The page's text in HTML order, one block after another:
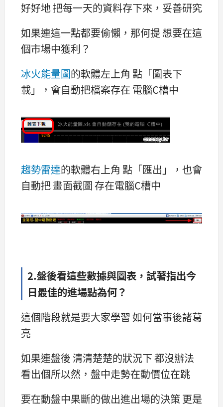
好好地 把每一天的資料存下來，妥善研究
如果連這一點都要偷懶，那何提 想要在這
個市場中獲利？
冰火能量圖的軟體左上角 點「圖表下
載」，會自動把檔案存在 電腦C槽中
趨勢雷達的軟體右上角 點「匯出」，也會
自動把 畫面截圖 存在電腦C槽中
2.盤後看這些數據與圖表，試著指出今
日最佳的進場點為何？
這個階段就是要大家學習 如何當事後諸葛
亮
如果連盤後 清清楚楚的狀況下 都沒辦法
看出個所以然，盤中走勢在動價位在跳
要在動盤中果斷的做出進出場的決策 更是